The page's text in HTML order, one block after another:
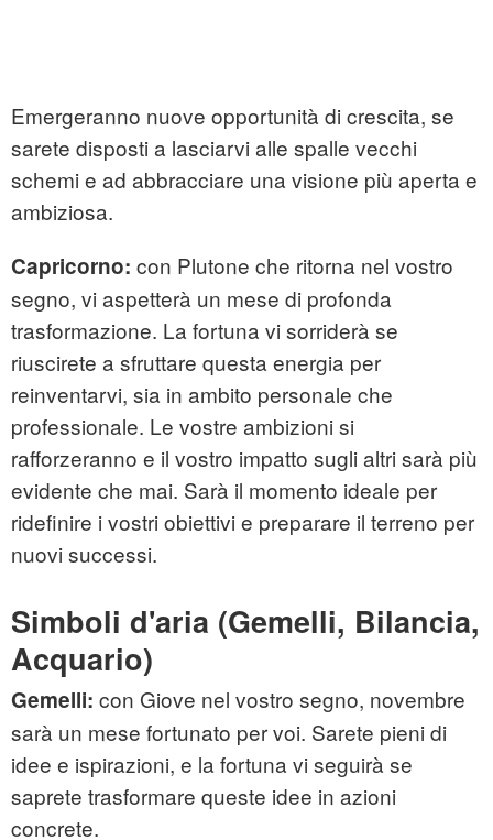
Emergeranno nuove opportunità di crescita, se
sarete disposti a lasciarvi alle spalle vecchi
schemi e ad abbracciare una visione più aperta e
ambiziosa.
Capricorno: con Plutone che ritorna nel vostro
segno, vi aspetterà un mese di profonda
trasformazione. La fortuna vi sorriderà se
riuscirete a sfruttare questa energia per
reinventarvi, sia in ambito personale che
professionale. Le vostre ambizioni si
rafforzeranno e il vostro impatto sugli altri sarà più
evidente che mai. Sarà il momento ideale per
ridefinire i vostri obiettivi e preparare il terreno per
nuovi successi.
Simboli d'aria (Gemelli, Bilancia,
Acquario)
Gemelli: con Giove nel vostro segno, novembre
sarà un mese fortunato per voi. Sarete pieni di
idee e ispirazioni, e la fortuna vi seguirà se
saprete trasformare queste idee in azioni
concrete.